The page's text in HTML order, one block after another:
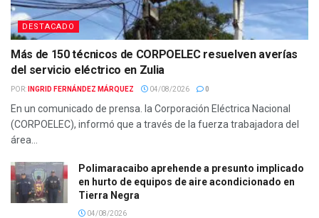
DESTACADO
Más de 150 técnicos de CORPOELEC resuelven averías
del servicio eléctrico en Zulia
POR: INGRID FERNÁNDEZ MÁRQUEZ 04/08/2026 0
En un comunicado de prensa. la Corporación Eléctrica Nacional
(CORPOELEC), informó que a través de la fuerza trabajadora del
área...
Polimaracaibo aprehende a presunto implicado
en hurto de equipos de aire acondicionado en
Tierra Negra
04/08/2026